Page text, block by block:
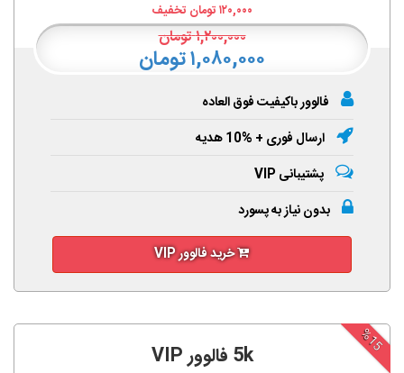
۱۲۰,۰۰۰تومان تخفیف
۱,۲۰۰,۰۰۰تومان
۱,۰۸۰,۰۰۰ تومان
فالوور باکیفیت فوق العاده
ارسال فوری + %10 هدیه
پشتیبانی VIP
بدون نیاز به پسورد
خرید فالوور VIP
%15
5k فالوور VIP